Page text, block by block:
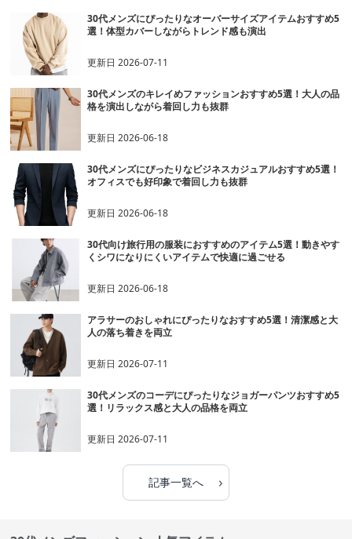
30代メンズにぴったりなオーバーサイズアイテムおすすめ5
選！体型カバーしながらトレンド感も演出
更新日2026-07-11
30代メンズのキレイめファッションおすすめ5選！大人の品
格を演出しながら着回し力も抜群
更新日2026-06-18
30代メンズにぴったりなビジネスカジュアルおすすめ5選！
オフィスでも好印象で着回し力も抜群
更新日2026-06-18
30代向け旅行用の服装におすすめのアイテム5選！動きやす
くシワになりにくいアイテムで快適に過ごせる
更新日2026-06-18
アラサーのおしゃれにぴったりなおすすめ5選！清潔感と大
人の落ち着きを両立
更新日2026-07-11
30代メンズのコーデにぴったりなジョガーパンツおすすめ5
選！リラックス感と大人の品格を両立
更新日2026-07-11
記事一覧へ ›